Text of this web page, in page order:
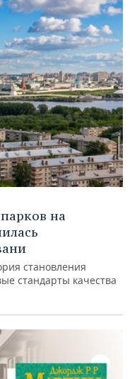
на
становления
стандарты качества